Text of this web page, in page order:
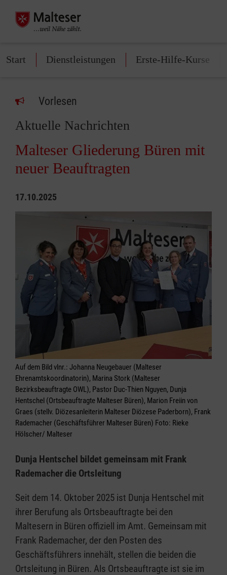
Start Dienstleistungen Erste-Hilfe-Kurse
Vorlesen
Aktuelle Nachrichten
Malteser Gliederung Büren mit
neuer Beauftragten
17.10.2025
Auf dem Bild vlnr.: Johanna Neugebauer (Malteser
Ehrenamtskoordinatorin), Marina Stork (Malteser
Bezirksbeauftragte OWL), Pastor Duc-Thien Nguyen, Dunja
Hentschel (Ortsbeauftragte Malteser Büren), Marion Freiin von
Graes (stellv. Diözesanleiterin Malteser Diözese Paderborn), Frank
Rademacher (Geschäftsführer Malteser Büren) Foto: Rieke
Hölscher/ Malteser
Dunja Hentschel bildet gemeinsam mit Frank
Rademacher die Ortsleitung
Seit dem 14. Oktober 2025 ist Dunja Hentschel mit
ihrer Berufung als Ortsbeauftragte bei den
Maltesern in Büren offiziell im Amt. Gemeinsam mit
Frank Rademacher, der den Posten des
Geschäftsführers innehält, stellen die beiden die
Ortsleitung in Büren. Als Ortsbeauftragte ist sie im